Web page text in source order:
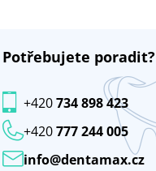
Potřebujete poradit?
info@dentamax.cz
+420777 244 005
+420734 898 423